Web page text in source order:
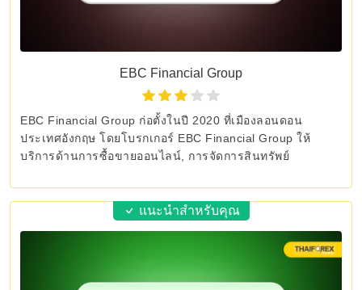
EBC Financial Group
EBC Financial Group ก่อตั้งในปี 2020 ที่เมืองลอนดอน
ประเทศอังกฤษ โดยโบรกเกอร์ EBC Financial Group ให้
บริการด้านการซื้อขายออนไลน์, การจัดการสินทรัพย์
แนะนำสำหรับคุณ